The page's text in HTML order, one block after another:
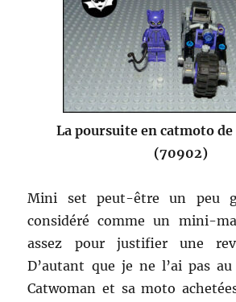
La poursuite en catmoto de
(70902)
Mini set peut-être un peu
considéré comme un mini-
assez pour justifier une
D’autant que je ne l’ai pas
Catwoman et sa moto